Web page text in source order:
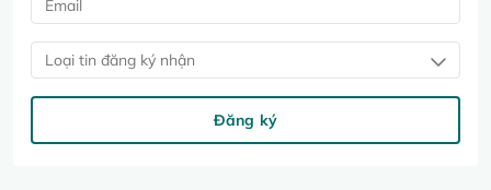
Loại tin đăng ký nhận
Đăng ký